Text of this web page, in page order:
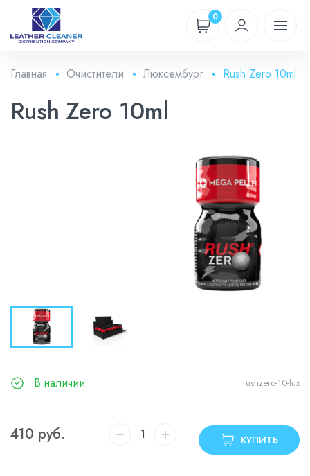
0
Главная Очистители Люксембург Rush Zero 10ml
Rush Zero 10ml
В наличии rushzero-10-lux
410 руб. КУПИТЬ